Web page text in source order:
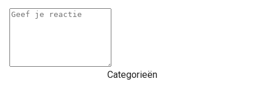
Categorieën